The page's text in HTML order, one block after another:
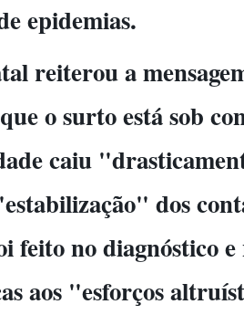
epidemias.
reiterou a
o surto está sob
caiu
dos
feito no diagnóstico
aos "esforços